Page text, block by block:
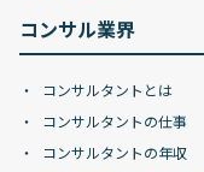
コンサル業界
コンサルタントとは
コンサルタントの仕事
コンサルタントの年収